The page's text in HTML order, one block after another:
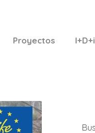
Proyectos I+D+i